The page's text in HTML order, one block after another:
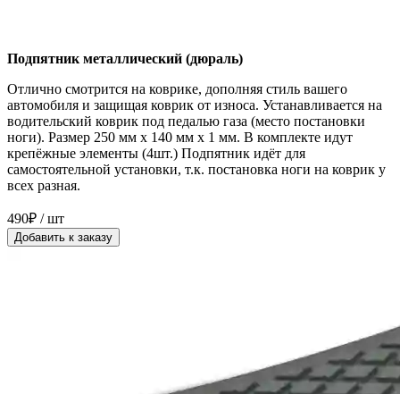
Подпятник металлический (дюраль)
Отлично смотрится на коврике, дополняя стиль вашего
автомобиля и защищая коврик от износа. Устанавливается на
водительский коврик под педалью газа (место постановки
ноги). Размер 250 мм x 140 мм x 1 мм. В комплекте идут
крепёжные элементы (4шт.) Подпятник идёт для
самостоятельной установки, т.к. постановка ноги на коврик у
всех разная.
490₽ / шт
Добавить к заказу